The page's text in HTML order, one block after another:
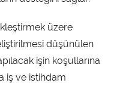
üzere
düşünülen
işin koşullarına
iş ve istihdam